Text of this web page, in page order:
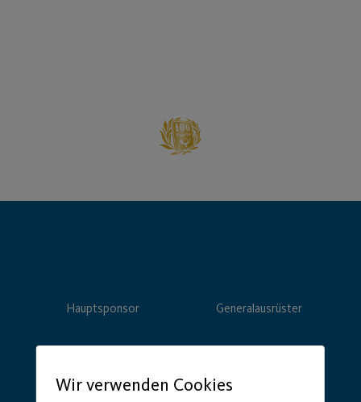
Hauptsponsor Generalausrüster
Wir verwenden Cookies